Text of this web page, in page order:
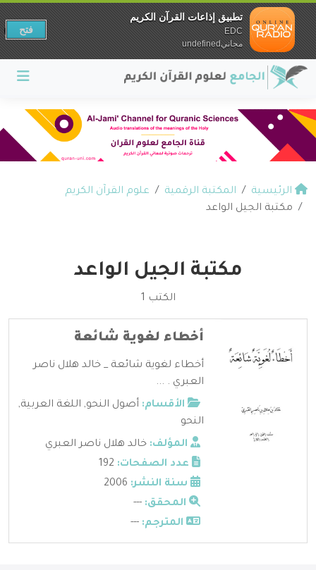
الرئيسية المكتبة الرقمية
علوم القرآن الكريم
مكتبة الجيل الواعد
مكتبة الجيل الواعد
الكتب 1
أخطاء لغوية شائعة
أخطاء لغوية شائعة _ خالد هلال ناصر
العبري . ...
الأقسام: أصول النحو, اللغة العربية,
النحو
المؤلف: خالد هلال ناصر العبري
عدد الصفحات:
سنة النشر:
المحقق: ---
المترجم: ---
تطبيق إذاعات القرآن الكريم
EDC
مجانيundefined
فتح